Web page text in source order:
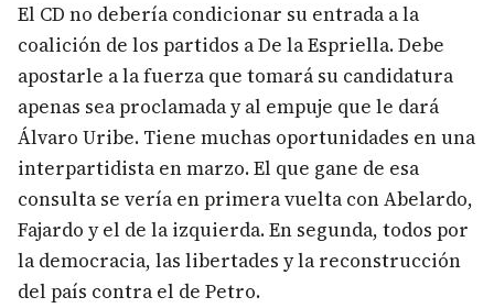
El CD no debería condicionar su entrada a la
coalición de los partidos a De la Espriella. Debe
apostarle a la fuerza que tomará su candidatura
apenas sea proclamada y al empuje que le dará
Álvaro Uribe. Tiene muchas oportunidades en una
interpartidista en marzo. El que gane de esa
consulta se vería en primera vuelta con Abelardo,
Fajardo y el de la izquierda. En segunda, todos por
la democracia, las libertades y la reconstrucción
del país contra el de Petro.